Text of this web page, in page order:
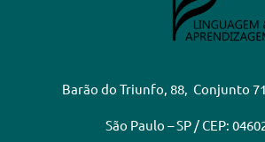
Barão do Triunfo, 88, Conjunto
São Paulo – SP / CEP: